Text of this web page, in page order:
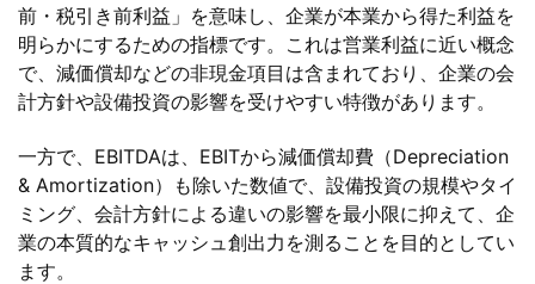
前・税引き前利益」を意味し、企業が本業から得た利益を
明らかにするための指標です。これは営業利益に近い概念
で、減価償却などの非現金項目は含まれており、企業の会
計方針や設備投資の影響を受けやすい特徴があります。
一方で、EBITDAは、EBITから減価償却費（Depreciation
& Amortization）も除いた数値で、設備投資の規模やタイ
ミング、会計方針による違いの影響を最小限に抑えて、企
業の本質的なキャッシュ創出力を測ることを目的としてい
ます。